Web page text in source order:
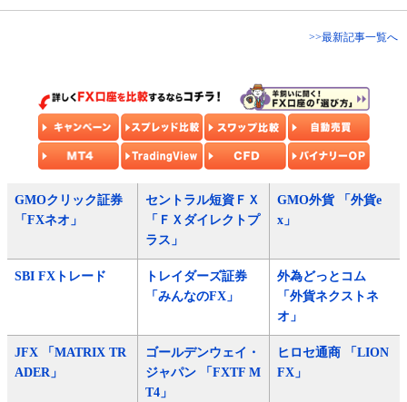
>>最新記事一覧へ
GMOクリック証券
「FXネオ」
セントラル短資ＦＸ
「ＦＸダイレクトプ
ラス」
GMO外貨 「外貨e
x」
SBI FXトレード
トレイダーズ証券
「みんなのFX」
外為どっとコム
「外貨ネクストネ
オ」
JFX 「MATRIX TR
ADER」
ゴールデンウェイ・
ジャパン 「FXTF M
T4」
ヒロセ通商 「LION
FX」